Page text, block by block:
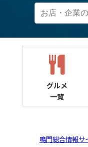
グルメ
一覧
鳴門総合情報サ